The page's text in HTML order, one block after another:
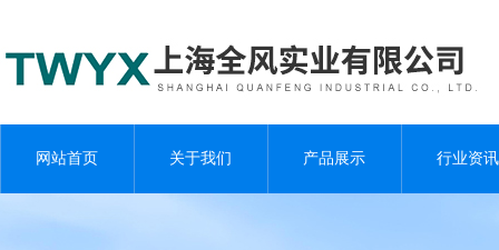
网站首页 关于我们 产品展示 行业资讯